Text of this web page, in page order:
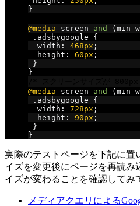
}
/* スクリーンサイズが
@media screen and ( min -
. adsbygoogle {
  width
: 468px ;
  height
: 60px ;
}
}
/* スクリーンサイズが
@media screen and ( min -
. adsbygoogle {
  width
: 728px ;
  height
: 90px ;
}
}
実際のテストページを下記に置
イズを変更後にページを再読み
イズが変わることを確認してみ
メディアクエリによる